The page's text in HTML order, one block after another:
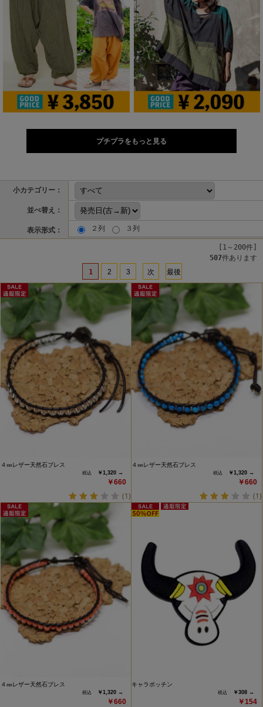
プチプラをもっと見る
小カテゴリー：
並べ替え：
表示形式： ２列 ３列
[1～200件]
507件あります
1
2 3 次 最後
４㎜レザー天然石ブレス
￥1,320 →
￥660
(1)
４㎜レザー天然石ブレス
￥1,320 →
￥660
(1)
４㎜レザー天然石ブレス
￥1,320 →
￥660
キャラポッチン
￥308 →
￥154